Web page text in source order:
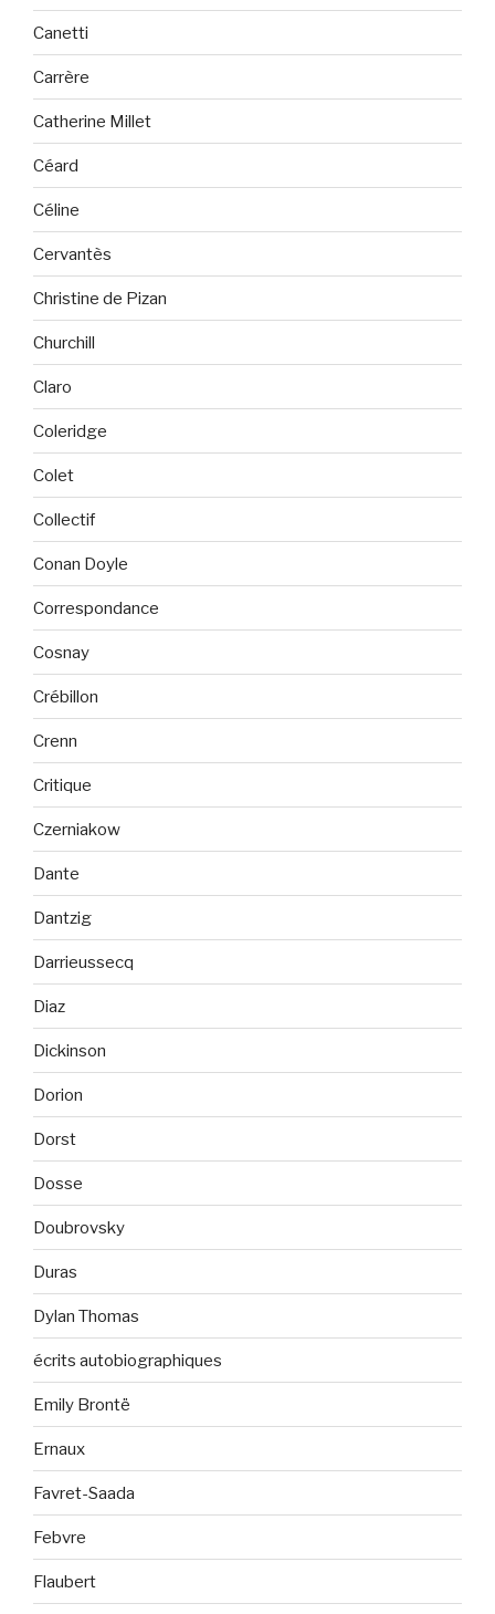
Canetti
Carrère
Catherine Millet
Céard
Céline
Cervantès
Christine de Pizan
Churchill
Claro
Coleridge
Colet
Collectif
Conan Doyle
Correspondance
Cosnay
Crébillon
Crenn
Critique
Czerniakow
Dante
Dantzig
Darrieussecq
Diaz
Dickinson
Dorion
Dorst
Dosse
Doubrovsky
Duras
Dylan Thomas
écrits autobiographiques
Emily Brontë
Ernaux
Favret-Saada
Febvre
Flaubert